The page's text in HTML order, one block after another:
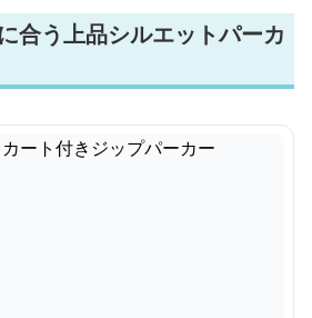
合う上品シルエットパーカ